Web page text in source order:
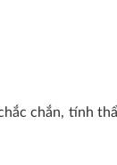
chắn, tính